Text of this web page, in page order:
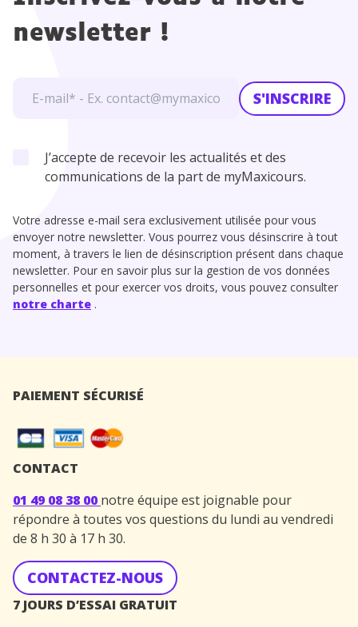
newsletter !
S'INSCRIRE
J’accepte de recevoir les actualités et des
communications de la part de myMaxicours.
Votre adresse e-mail sera exclusivement utilisée pour vous
envoyer notre newsletter. Vous pourrez vous désinscrire à tout
moment, à travers le lien de désinscription présent dans chaque
newsletter. Pour en savoir plus sur la gestion de vos données
personnelles et pour exercer vos droits, vous pouvez consulter
notre charte .
PAIEMENT SÉCURISÉ
CONTACT
01 49 08 38 00 notre équipe est joignable pour
répondre à toutes vos questions du lundi au vendredi
de 8 h 30 à 17 h 30.
CONTACTEZ-NOUS
7 JOURS D’ESSAI GRATUIT